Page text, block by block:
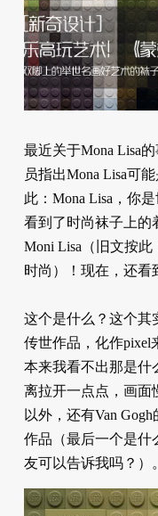
最近关于Mona Lisa
员指出Mona Lisa可
此：Mona Lisa，你
看到了时尚袜子上的
Moni Lisa（旧文按
时尚）！现在，还看
这个是什么？这个其
传世作品，化作pixel
本来我看不出那是什
离拉开一点点，画面
以外，还有Van
作品（最后一个是什
友可以告诉我吗？）。